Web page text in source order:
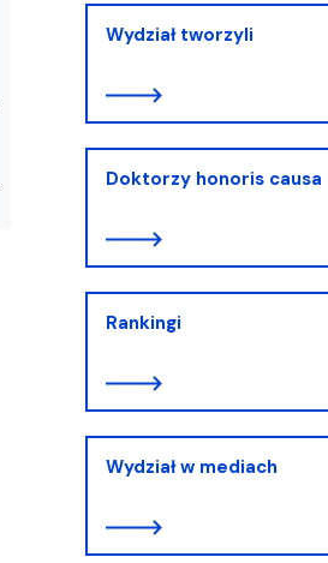
Wydział tworzyli
Doktorzy honoris causa
Rankingi
Wydział w mediach